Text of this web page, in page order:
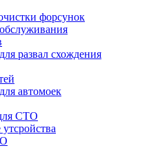
форсунок
развал схождения
автомоек
СТО